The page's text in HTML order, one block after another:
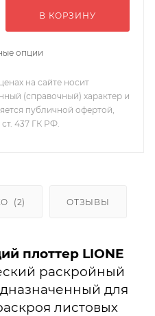
В КОРЗИНУ
опции
на сайте носит
(справочный) характер и
публичной офертой,
437 ГК РФ.
(2) ОТЗЫВЫ
плоттер LIONE
раскройный
для
листовых